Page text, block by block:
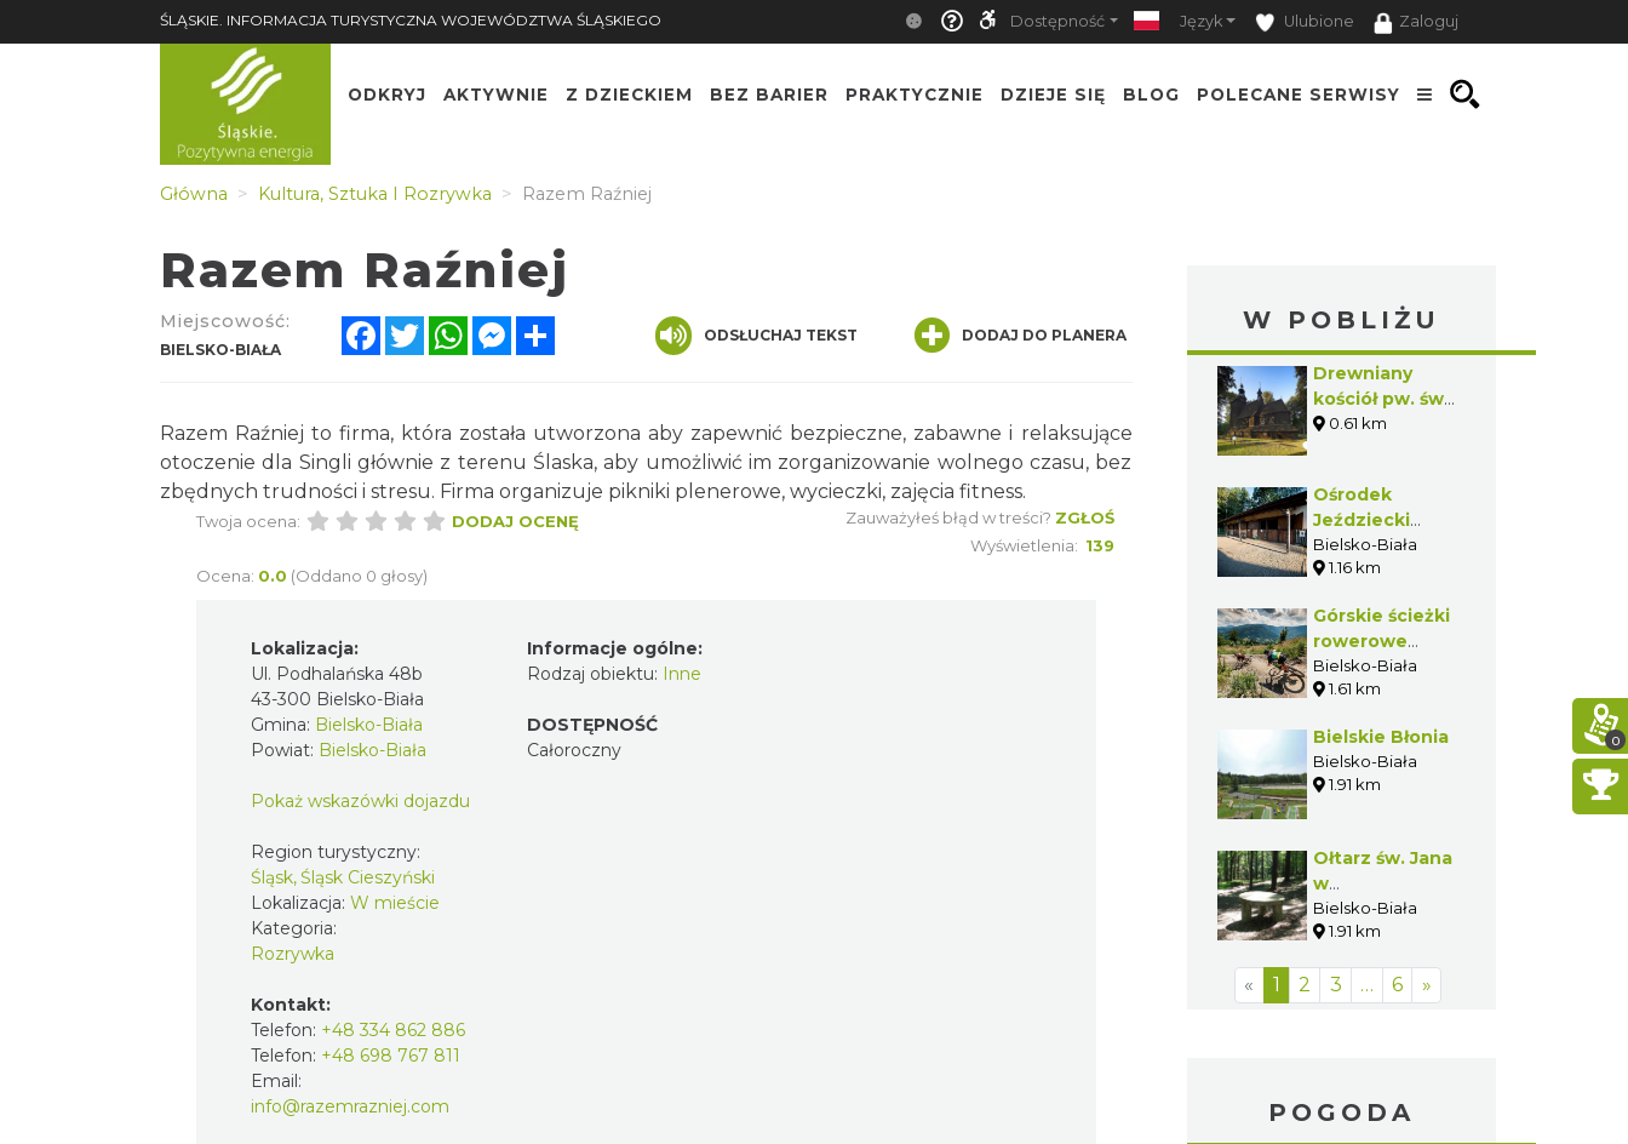
ŚLĄSKIE. INFORMACJA TURYSTYCZNA WOJEWÓDZTWA ŚLĄSKIEGO Dostępność Język Ulubione Zaloguj
ODKRYJ AKTYWNIE Z DZIECKIEM BEZ BARIER PRAKTYCZNIE DZIEJE SIĘ BLOG POLECANE SERWISY
Główna Kultura, Sztuka I Rozrywka Razem Raźniej
Razem Raźniej
Miejscowość:
BIELSKO-BIAŁA
FacebookTwitterWhatsAppMessenger ODSŁUCHAJ TEKST DODAJ DO PLANERA
Razem Raźniej to firma, która została utworzona aby zapewnić bezpieczne, zabawne i relaksujące
otoczenie dla Singli głównie z terenu Ślaska, aby umożliwić im zorganizowanie wolnego czasu, bez
zbędnych trudności i stresu. Firma organizuje pikniki plenerowe, wycieczki, zajęcia fitness.
Twoja ocena: DODAJ OCENĘ
Ocena: 0.0 (Oddano 0 głosy)
Zauważyłeś błąd w treści? ZGŁOŚ
Wyświetlenia: 139
Lokalizacja:
Ul. Podhalańska 48b
43-300 Bielsko-Biała
Gmina: Bielsko-Biała
Powiat: Bielsko-Biała
Pokaż wskazówki dojazdu
Region turystyczny:
Śląsk, Śląsk Cieszyński
Lokalizacja: W mieście
Kategoria:
Rozrywka
Kontakt:
Telefon: +48 334 862 886
Telefon: +48 698 767 811
Email:
info@razemrazniej.com
Informacje ogólne:
Rodzaj obiektu: Inne
DOSTĘPNOŚĆ
Całoroczny
W POBLIŻU
Drewniany
kościół pw. św.
Barbary w
Krakowskich
0.61 km
Ośrodek
Jeździecki
„Stajnia
Mikuszowice”
Białej
Bielsko-Biała
1.16 km
Górskie ścieżki
rowerowe
Enduro Trails w
Bielsku-Białej
Bielsko-Biała
1.61 km
Bielskie Błonia
Bielsko-Biała
1.91 km
Ołtarz św. Jana
w
Mikuszowicach
Śląskich
Bielsko-Biała
1.91 km
« 1 2 3 … 6 »
POGODA
0